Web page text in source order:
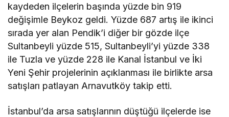
kaydeden ilçelerin başında yüzde bin 919
değişimle Beykoz geldi. Yüzde 687 artış ile ikinci
sırada yer alan Pendik’i diğer bir gözde ilçe
Sultanbeyli yüzde 515, Sultanbeyli’yi yüzde 338
ile Tuzla ve yüzde 228 ile Kanal İstanbul ve İki
Yeni Şehir projelerinin açıklanması ile birlikte arsa
satışları patlayan Arnavutköy takip etti.
İstanbul’da arsa satışlarının düştüğü ilçelerde ise